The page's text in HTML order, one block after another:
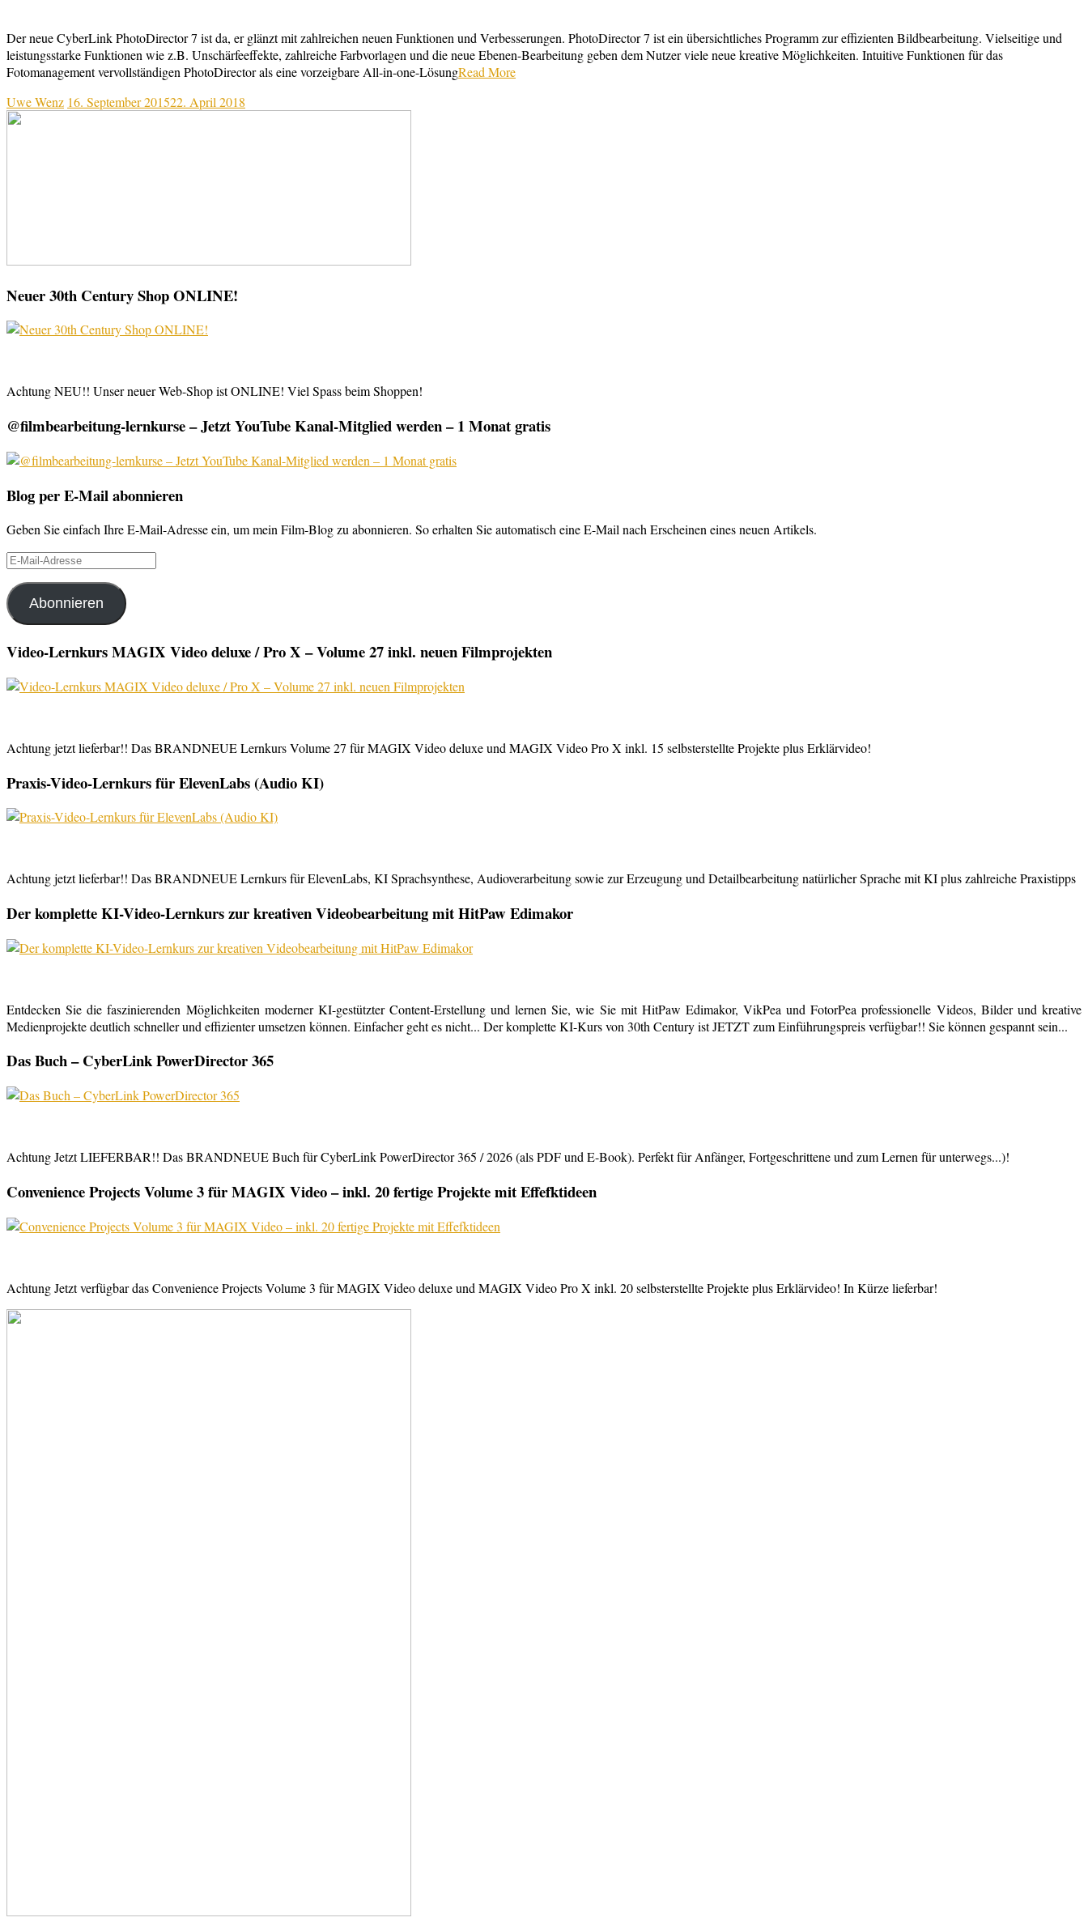
Der neue CyberLink PhotoDirector 7 ist da, er glänzt mit zahlreichen neuen Funktionen und Verbesserungen. PhotoDirector 7 ist ein übersichtliches Programm zur effizienten Bildbearbeitung. Vielseitige und
leistungsstarke Funktionen wie z.B. Unschärfeeffekte, zahlreiche Farbvorlagen und die neue Ebenen-Bearbeitung geben dem Nutzer viele neue kreative Möglichkeiten. Intuitive Funktionen für das
Fotomanagement vervollständigen PhotoDirector als eine vorzeigbare All-in-one-LösungRead More
Uwe Wenz 16. September 201522. April 2018
Neuer 30th Century Shop ONLINE!
Achtung NEU!! Unser neuer Web-Shop ist ONLINE! Viel Spass beim Shoppen!
@filmbearbeitung-lernkurse – Jetzt YouTube Kanal-Mitglied werden – 1 Monat gratis
Blog per E-Mail abonnieren
Geben Sie einfach Ihre E-Mail-Adresse ein, um mein Film-Blog zu abonnieren. So erhalten Sie automatisch eine E-Mail nach Erscheinen eines neuen Artikels.
E-
Adresse
Abonnieren
Video-Lernkurs MAGIX Video deluxe / Pro X – Volume 27 inkl. neuen Filmprojekten
Achtung jetzt lieferbar!! Das BRANDNEUE Lernkurs Volume 27 für MAGIX Video deluxe und MAGIX Video Pro X inkl. 15 selbsterstellte Projekte plus Erklärvideo!
Praxis-Video-Lernkurs für ElevenLabs (Audio KI)
Achtung jetzt lieferbar!! Das BRANDNEUE Lernkurs für ElevenLabs, KI Sprachsynthese, Audioverarbeitung sowie zur Erzeugung und Detailbearbeitung natürlicher Sprache mit KI plus zahlreiche Praxistipps
Der komplette KI-Video-Lernkurs zur kreativen Videobearbeitung mit HitPaw Edimakor
Entdecken Sie die faszinierenden Möglichkeiten moderner KI-gestützter Content-Erstellung und lernen Sie, wie Sie mit HitPaw Edimakor, VikPea und FotorPea professionelle Videos, Bilder und kreative
Medienprojekte deutlich schneller und effizienter umsetzen können. Einfacher geht es nicht... Der komplette KI-Kurs von 30th Century ist JETZT zum Einführungspreis verfügbar!! Sie können gespannt sein...
Das Buch – CyberLink PowerDirector 365
Achtung Jetzt LIEFERBAR!! Das BRANDNEUE Buch für CyberLink PowerDirector 365 / 2026 (als PDF und E-Book). Perfekt für Anfänger, Fortgeschrittene und zum Lernen für unterwegs...)!
Convenience Projects Volume 3 für MAGIX Video – inkl. 20 fertige Projekte mit Effefktideen
Achtung Jetzt verfügbar das Convenience Projects Volume 3 für MAGIX Video deluxe und MAGIX Video Pro X inkl. 20 selbsterstellte Projekte plus Erklärvideo! In Kürze lieferbar!